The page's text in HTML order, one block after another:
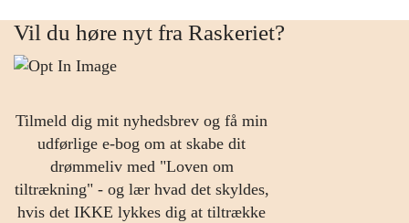
Vil du høre nyt fra Raskeriet?
Tilmeld dig mit nyhedsbrev og få min
udførlige e-bog om at skabe dit
drømmeliv med "Loven om
tiltrækning" - og lær hvad det skyldes,
hvis det IKKE lykkes dig at tiltrække